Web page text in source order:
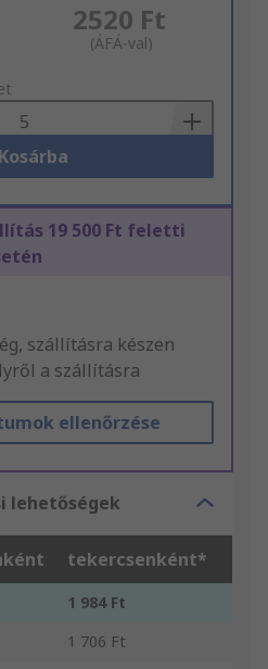
2520 Ft
(ÁFÁ-val)
Kosárba
19 500 Ft feletti
szállításra készen
a szállításra
ellenőrzése
lehetőségek
tekercsenként*
1 984 Ft
1 706 Ft